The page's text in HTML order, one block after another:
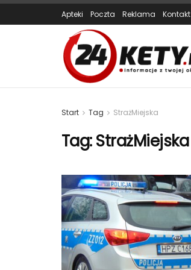
Apteki Poczta Reklama Kontakt
Start Tag StrażMiejska
Tag:StrażMiejska